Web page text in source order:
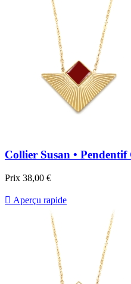
Collier Susan •
Prix 38,00 €
 Aperçu rapide